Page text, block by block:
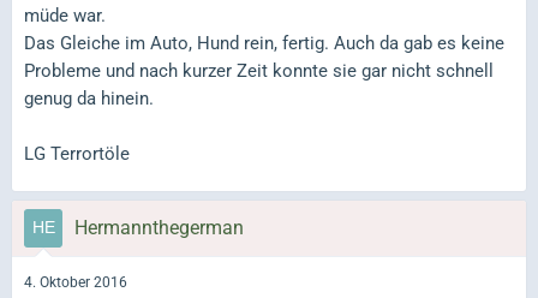
müde war.
Das Gleiche im Auto, Hund rein, fertig. Auch da gab es keine
Probleme und nach kurzer Zeit konnte sie gar nicht schnell
genug da hinein.
LG Terrortöle
Hermannthegerman
4. Oktober 2016